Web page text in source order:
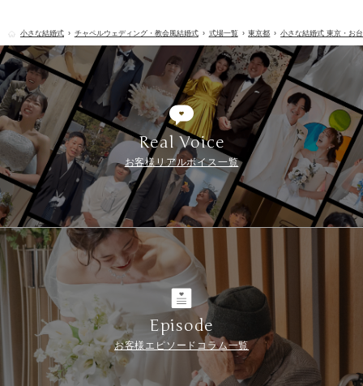
小さな結婚式 チャペルウェディング・教会風結婚式 式場一覧 東京都 小さな結婚式 東京・お
Real Voice
お客様リアルボイス一覧
Episode
お客様エピソードコラム一覧